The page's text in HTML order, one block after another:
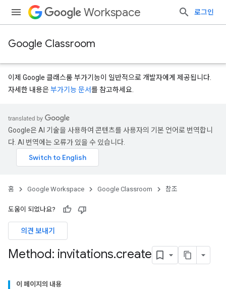
Workspace 로그인
Google Classroom
이제 Google 클래스룸 부가기능이 일반적으로 개발자에게 제공됩니다.
자세한 내용은부가기능 문서를 참고하세요.
Google은 AI 기술을 사용하여 콘텐츠를 사용자의 기본 언어로 번역합니
다. AI 번역에는 오류가 있을 수 있습니다.
홈 Google Workspace Google Classroom 참조
도움이 되었나요?
의견 보내기
Method: invitations.create
이 페이지의 내용